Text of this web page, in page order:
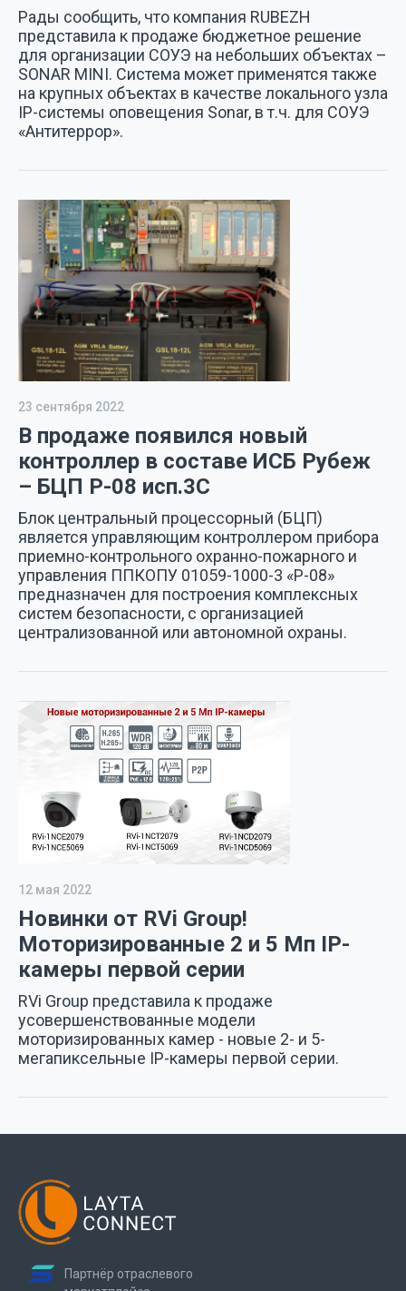
Рады сообщить, что компания RUBEZH
представила к продаже бюджетное решение
для организации СОУЭ на небольших объектах –
SONAR MINI. Система может применятся также
на крупных объектах в качестве локального узла
IP-системы оповещения Sonar, в т.ч. для СОУЭ
«Антитеррор».
23 сентября 2022
В продаже появился новый
контроллер в составе ИСБ Рубеж
– БЦП Р-08 исп.3С
Блок центральный процессорный (БЦП)
является управляющим контроллером прибора
приемно-контрольного охранно-пожарного и
управления ППКОПУ 01059-1000-3 «Р-08»
предназначен для построения комплексных
систем безопасности, с организацией
централизованной или автономной охраны.
12 мая 2022
Новинки от RVi Group!
Моторизированные 2 и 5 Мп IP-
камеры первой серии
RVi Group представила к продаже
усовершенствованные модели
моторизированных камер - новые 2- и 5-
мегапиксельные IP-камеры первой серии.
Партнёр отраслевого